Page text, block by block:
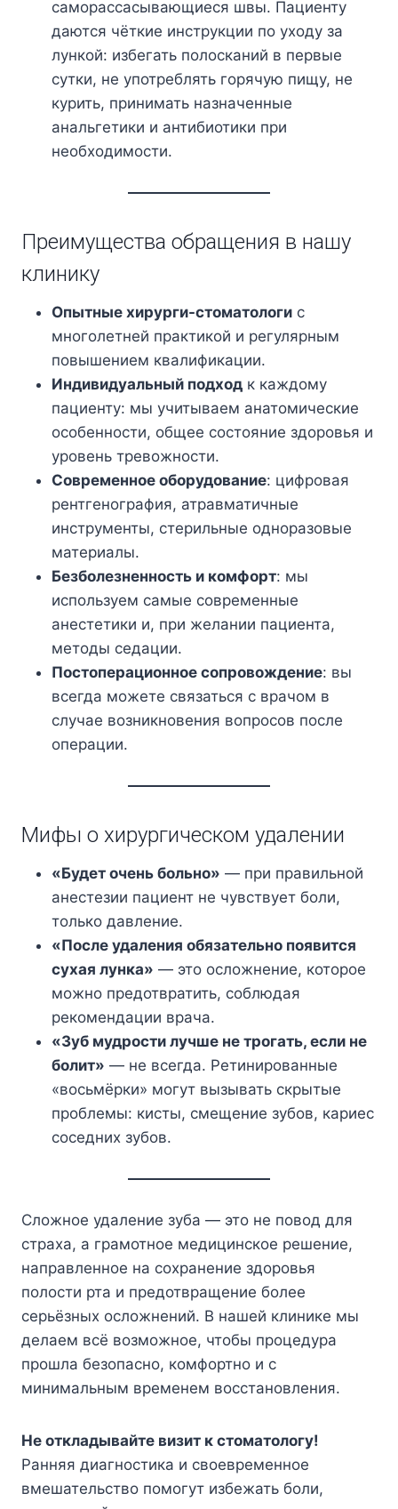
саморассасывающиеся швы. Пациенту
даются чёткие инструкции по уходу за
лункой: избегать полосканий в первые
сутки, не употреблять горячую пищу, не
курить, принимать назначенные
анальгетики и антибиотики при
необходимости.
Преимущества обращения в нашу
клинику
Опытные хирурги-стоматологи с
многолетней практикой и регулярным
повышением квалификации.
Индивидуальный подход к каждому
пациенту: мы учитываем анатомические
особенности, общее состояние здоровья и
уровень тревожности.
Современное оборудование: цифровая
рентгенография, атравматичные
инструменты, стерильные одноразовые
материалы.
Безболезненность и комфорт: мы
используем самые современные
анестетики и, при желании пациента,
методы седации.
Постоперационное сопровождение: вы
всегда можете связаться с врачом в
случае возникновения вопросов после
операции.
Мифы о хирургическом удалении
«Будет очень больно» — при правильной
анестезии пациент не чувствует боли,
только давление.
«После удаления обязательно появится
сухая лунка» — это осложнение, которое
можно предотвратить, соблюдая
рекомендации врача.
«Зуб мудрости лучше не трогать, если не
болит» — не всегда. Ретинированные
«восьмёрки» могут вызывать скрытые
проблемы: кисты, смещение зубов, кариес
соседних зубов.
Сложное удаление зуба — это не повод для
страха, а грамотное медицинское решение,
направленное на сохранение здоровья
полости рта и предотвращение более
серьёзных осложнений. В нашей клинике мы
делаем всё возможное, чтобы процедура
прошла безопасно, комфортно и с
минимальным временем восстановления.
Не откладывайте визит к стоматологу!
Ранняя диагностика и своевременное
вмешательство помогут избежать боли,